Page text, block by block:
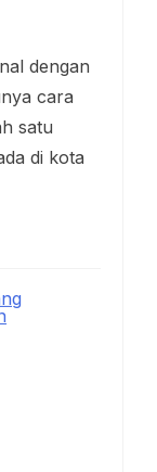
dengan
cara
satu
di kota